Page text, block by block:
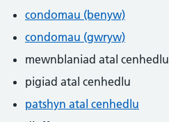
condomau (benyw)
condomau (gwryw)
mewnblaniad atal cenhedlu
pigiad atal cenhedlu
patshyn atal cenhedlu